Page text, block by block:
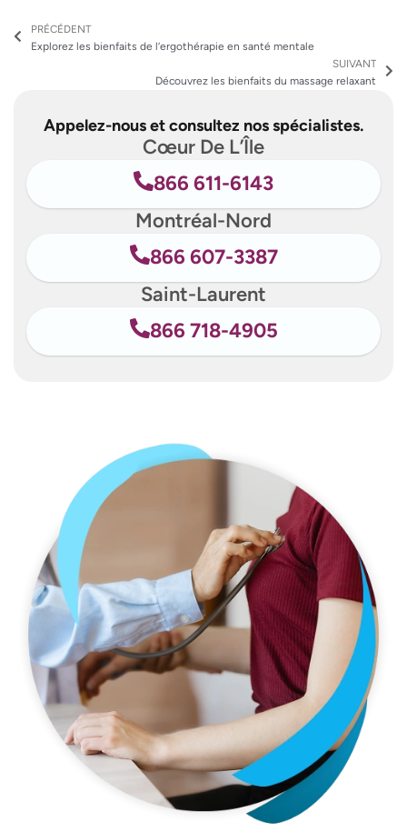
PRÉCÉDENT
Explorez les bienfaits de l’ergothérapie en santé mentale
SUIVANT
Découvrez les bienfaits du massage relaxant
Appelez-nous et consultez nos spécialistes.
Cœur De L’Île
866 611-6143
Montréal-Nord
866 607-3387
Saint-Laurent
866 718-4905